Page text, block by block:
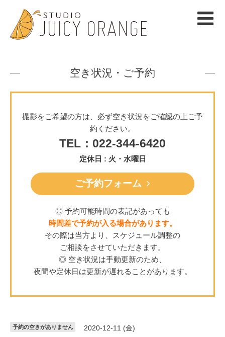
空き状況・ご予約
撮影をご希望の方は、必ず空き状況をご確認の上ご予
約ください。
TEL：022-344-6420
定休日 : 火・水曜日
ご予約フォーム
◎ 予約可能時間の表記があっても
時間差で予約が入る場合があります。
その際は当方より、スケジュール調整の
ご相談をさせていただきます。
◎ 空き状況は手動更新のため、
夜間や定休日は更新が遅れることがあります。
予約の空きがありません 2020-12-11 (金)